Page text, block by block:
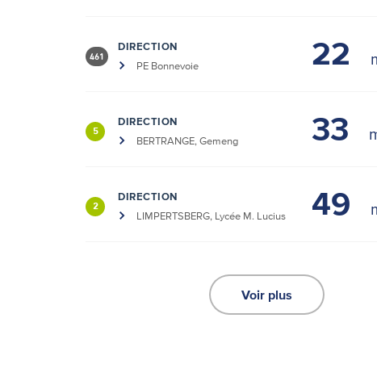
461
DIRECTION
PE Bonnevoie
22
5
DIRECTION
BERTRANGE, Gemeng
33
2
DIRECTION
LIMPERTSBERG, Lycée M. Lucius
49
Voir plus